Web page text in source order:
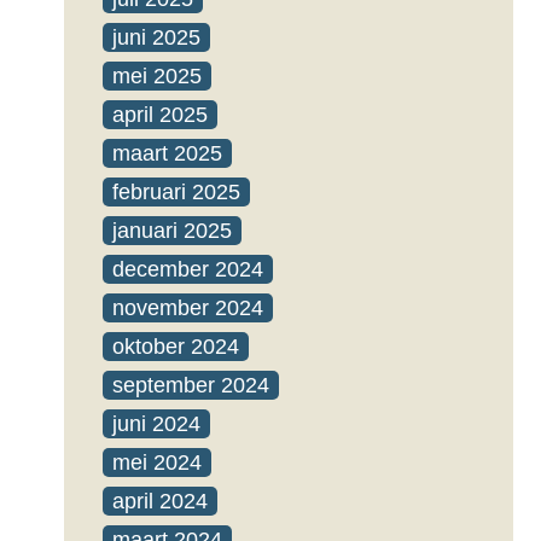
juni 2025
mei 2025
april 2025
maart 2025
februari 2025
januari 2025
december 2024
november 2024
oktober 2024
september 2024
juni 2024
mei 2024
april 2024